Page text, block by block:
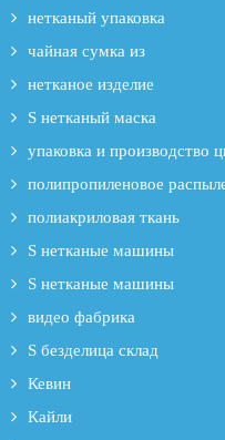
нетканый упаковка
чайная сумка из
нетканое изделие
S нетканый маска
упаковка и производство
полипропиленовое
полиакриловая ткань
S нетканые машины
S нетканые машины
видео фабрика
S безделица склад
Кевин
Кайли